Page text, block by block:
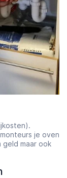
je oven
maar ook